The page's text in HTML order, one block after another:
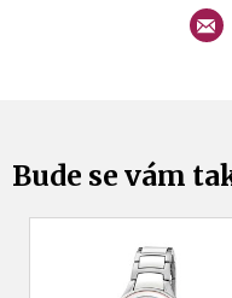
Bude se vám